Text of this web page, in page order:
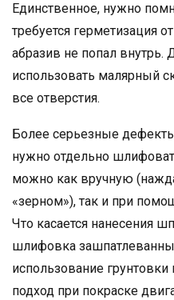
Единственное, нужно
требуется герметизация
абразив не попал внутрь.
использовать малярный
все отверстия.
Более серьезные
нужно отдельно
можно как вручную
«зерном»), так и при
Что касается нанесения
шлифовка
использование
подход при покраске